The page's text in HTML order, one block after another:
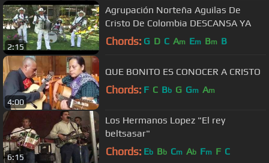
2:15
Agrupación Norteña Aguilas De
Cristo De Colombia DESCANSA YA
Chords: G D C Am Em Bm B
4:00
QUE BONITO ES CONOCER A CRISTO
Chords: F C Bb G Gm Am
6:15
Los Hermanos Lopez "El rey
beltsasar"
Chords: Eb Bb Cm Ab Fm F C